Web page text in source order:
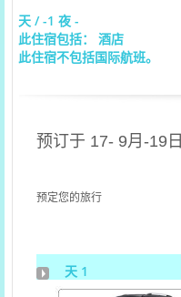
天 / -1 夜 -
此住宿包括： 酒店
此住宿不包括国际航班。
预订于 17- 9月-19日
预定您的旅行
天 1